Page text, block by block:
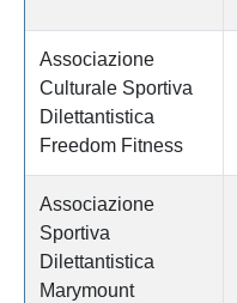
Associazione
Culturale Sportiva
Dilettantistica
Freedom Fitness
Associazione
Sportiva
Dilettantistica
Marymount